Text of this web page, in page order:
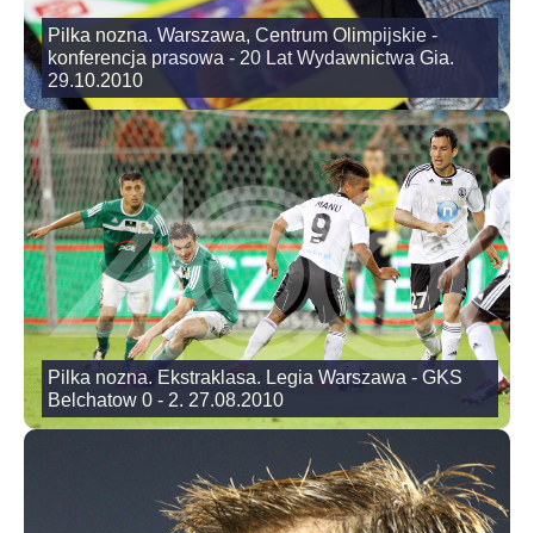
Pilka nozna. Warszawa, Centrum Olimpijskie -
konferencja prasowa - 20 Lat Wydawnictwa Gia.
29.10.2010
Pilka nozna. Ekstraklasa. Legia Warszawa - GKS
Belchatow 0 - 2. 27.08.2010